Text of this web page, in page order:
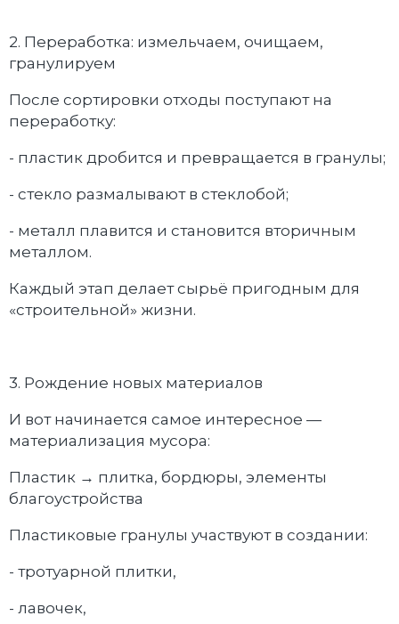
2. Переработка: измельчаем, очищаем,
гранулируем
После сортировки отходы поступают на
переработку:
- пластик дробится и превращается в гранулы;
- стекло размалывают в стеклобой;
- металл плавится и становится вторичным
металлом.
Каждый этап делает сырьё пригодным для
«строительной» жизни.
3. Рождение новых материалов
И вот начинается самое интересное —
материализация мусора:
Пластик → плитка, бордюры, элементы
благоустройства
Пластиковые гранулы участвуют в создании:
- тротуарной плитки,
- лавочек,